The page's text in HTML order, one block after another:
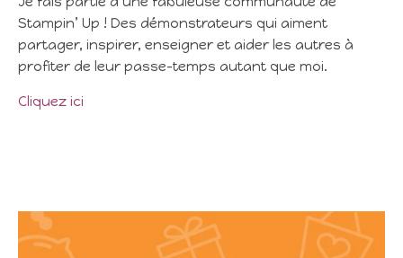
Stampin’ Up ! Des démonstrateurs qui aiment
partager, inspirer, enseigner et aider les autres à
profiter de leur passe-temps autant que moi.
Cliquez ici